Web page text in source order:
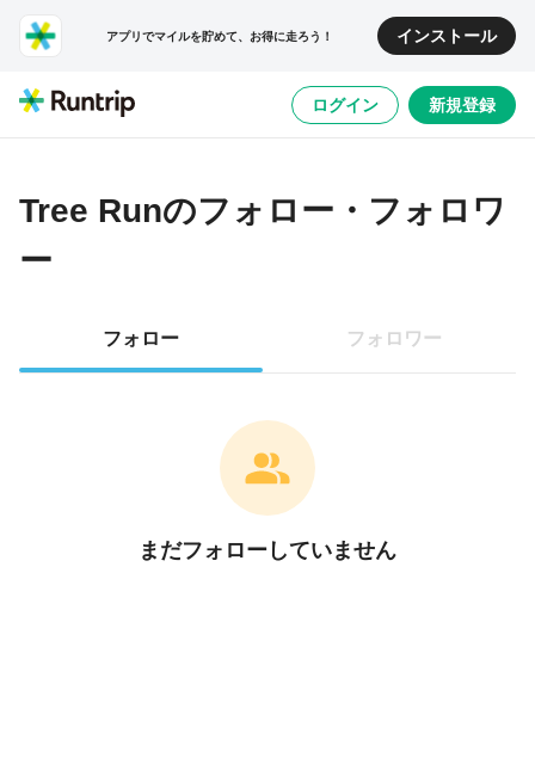
アプリでマイルを貯めて、お得に走ろう！ インストール
ログイン 新規登録
Tree Runのフォロー・フォロワ
ー
フォロー フォロワー
まだフォローしていません